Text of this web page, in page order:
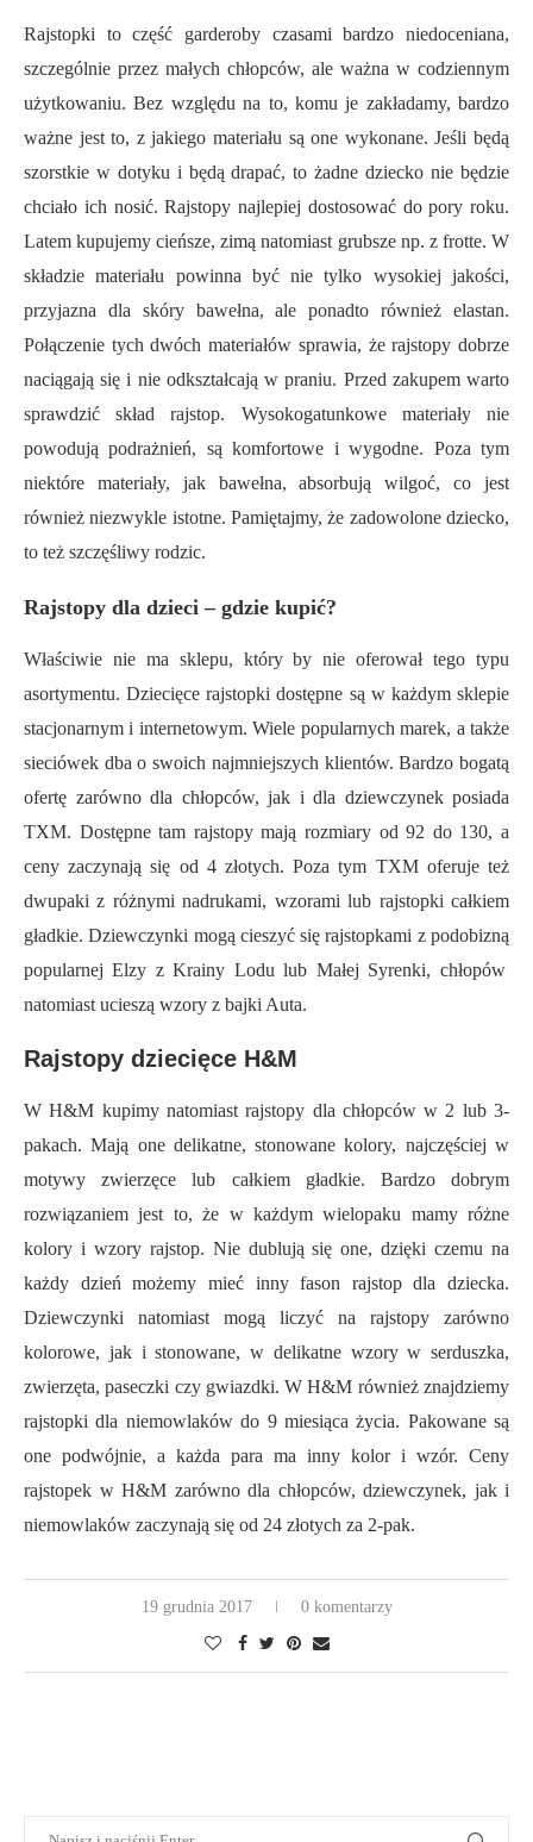
Rajstopki to część garderoby czasami bardzo niedoceniana,
szczególnie przez małych chłopców, ale ważna w codziennym
użytkowaniu. Bez względu na to, komu je zakładamy, bardzo
ważne jestto, z jakiego materiału są one wykonane. Jeśli będą
szorstkie w dotyku i będą drapać, to żadne dziecko nie będzie
chciało ich nosić. Rajstopy najlepiej dostosować do pory roku.
Latem kupujemy cieńsze, zimą natomiast grubsze np. z frotte. W
składzie materiału powinna być nie tylko wysokiej jakości,
przyjazna dla skóry bawełna, ale ponadto również elastan.
Połączenie tych dwóch materiałów sprawia, że rajstopy dobrze
naciągają się i nie odkształcają w praniu. Przed zakupem warto
sprawdzić skład rajstop. Wysokogatunkowe materiały nie
powodują podrażnień, są komfortowe i wygodne. Poza tym
niektóre materiały, jak bawełna, absorbują wilgoć, co jest
również niezwykle istotne. Pamiętajmy, że zadowolone dziecko,
to też szczęśliwy rodzic.
Rajstopy dla dzieci – gdzie kupić?
Właściwie nie ma sklepu, który by nie oferował tego typu
asortymentu. Dziecięce rajstopki dostępne są w każdym sklepie
stacjonarnym i internetowym. Wiele popularnych marek, a także
sieciówek dba o swoich najmniejszych klientów. Bardzo bogatą
ofertę zarówno dla chłopców, jak i dla dziewczynek posiada
TXM. Dostępne tam rajstopy mają rozmiary od 92 do 130, a
ceny zaczynają się od 4 złotych. Poza tym TXM oferuje też
dwupaki z różnymi nadrukami, wzorami lub rajstopki całkiem
gładkie. Dziewczynki mogą cieszyć sięrajstopkami zpodobizną
popularnej Elzy zKrainy Lodu lub Małej Syrenki, chłopów
natomiast ucieszą wzory z bajki Auta.
Rajstopy dziecięce H&M
W H&M kupimy natomiast rajstopy dla chłopców w 2 lub 3-
pakach. Mają one delikatne, stonowane kolory, najczęściej w
motywy zwierzęce lub całkiem gładkie. Bardzo dobrym
rozwiązaniem jest to, że w każdym wielopaku mamy różne
kolory i wzory rajstop. Nie dublują się one, dzięki czemu na
każdy dzień możemy mieć inny fason rajstop dla dziecka.
Dziewczynki natomiast mogą liczyć na rajstopy zarówno
kolorowe, jak i stonowane, w delikatne wzory w serduszka,
zwierzęta, paseczki czy gwiazdki. W H&M również znajdziemy
rajstopki dla niemowlaków do 9 miesiąca życia. Pakowane są
one podwójnie, a każda para ma inny kolor i wzór. Ceny
rajstopek w H&M zarówno dla chłopców, dziewczynek, jak i
niemowlaków zaczynają się od 24 złotych za 2-pak.
19 grudnia 2017 0 komentarzy